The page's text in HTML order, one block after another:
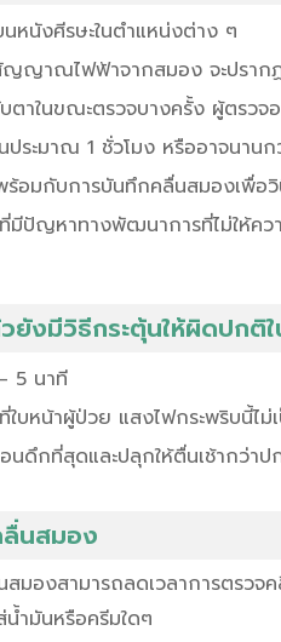
หนังศีรษะในตำแหน่งต่าง ๆ
ญญาณไฟฟ้าจากสมอง จะปราก
ตาในขณะตรวจบางครั้ง ผู้ตรว
นประมาณ 1 ชั่วโมง หรืออาจนาน
ร้อมกับการบันทึกคลื่นสมองเพื่อ
มีปัญหาทางพัฒนาการที่ไม่ให้ค
งมีวิธีกระตุ้นให้ผิดปกติ
5 นาที
ใบหน้าผู้ป่วย แสงไฟกระพริบนี้ไ
นดึกที่สุดและปลุกให้ตื่นเช้ากว่าป
ลื่นสมอง
มองสามารถลดเวลาการตรวจ
น้ำมันหรือครีมใดๆ